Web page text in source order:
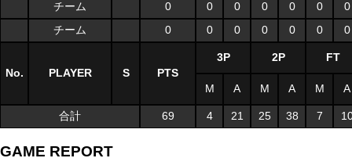
チーム
0 0 0 0 0 0
0
チーム
0 0 0 0 0 0 0
No. PLAYER S PTS
3P 2P FT
M A M A M A
合計 69 4 21 25 38 7
GAME REPORT